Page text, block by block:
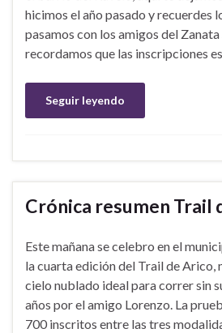
hicimos el año pasado y recuerdes
pasamos con los amigos del Zanata
recordamos que las inscripciones
Seguir leyendo
Crónica resumen Trail
Este mañana se celebro en el
la cuarta edición del Trail de Arico,
cielo nublado ideal para correr sin
años por el amigo Lorenzo. La
700 inscritos entre las tres